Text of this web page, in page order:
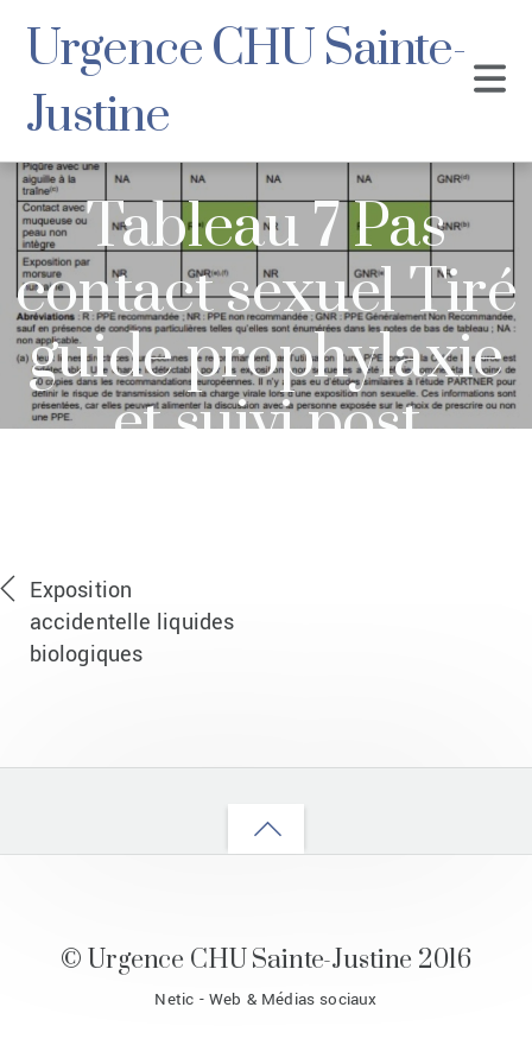
Urgence CHU Sainte-
Justine
Tableau 7 Pas
contact sexuel Tiré
guide prophylaxie
et suivi post
Exposition
accidentelle liquides
biologiques
Back
© Urgence CHU Sainte-Justine 2016
Netic - Web & Médias sociaux